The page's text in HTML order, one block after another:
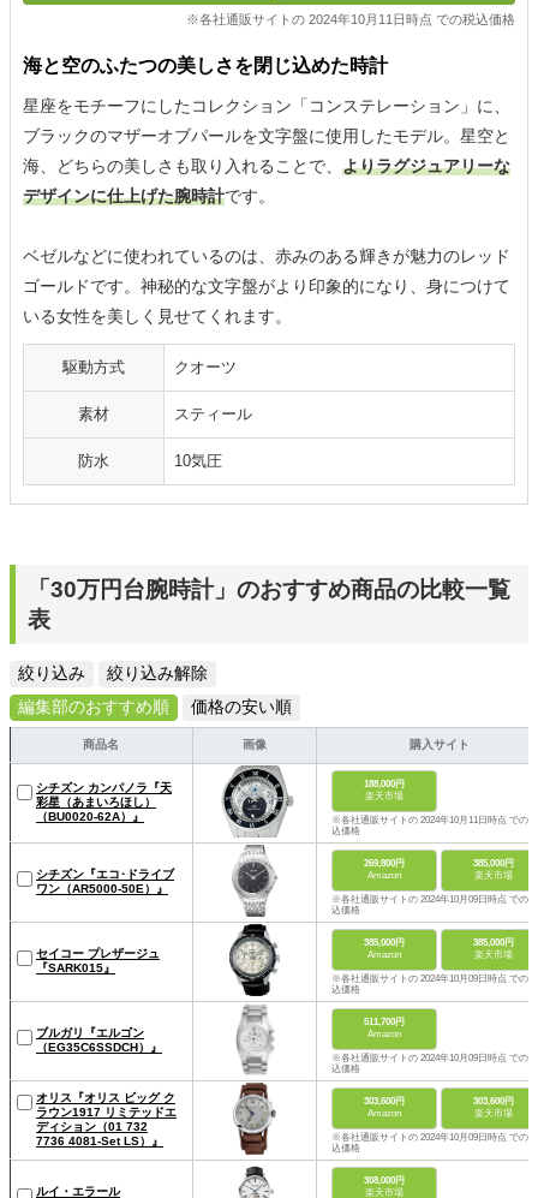
※各社通販サイトの 2024年10月11日時点 での税込価格
海と空のふたつの美しさを閉じ込めた時計
星座をモチーフにしたコレクション「コンステレーション」に、
ブラックのマザーオブパールを文字盤に使用したモデル。星空と
海、どちらの美しさも取り入れることで、 よりラグジュアリーな
デザインに仕上げた腕時計です。
ベゼルなどに使われているのは、赤みのある輝きが魅力のレッド
ゴールドです。神秘的な文字盤がより印象的になり、身につけて
いる女性を美しく見せてくれます。
駆動方式 クオーツ
素材 スティール
防水 10気圧
「30万円台腕時計」のおすすめ商品の比較一覧
表
絞り込み
絞り込み解除
編集部のおすすめ順
価格の安い順
商品名 画像 購入サイト
シチズン カンパノラ『天
彩星（あまいろほし）
（BU0020-62A）』
188,000円
楽天市場
※各社通販サイトの 2024年10月11日時点 での税
込価格
シチズン『エコ･ドライブ
ワン（AR5000-50E）』
269,800円
Amazon
385,000円
楽天市場
※各社通販サイトの 2024年10月09日時点 での税
込価格
セイコー プレザージュ
『SARK015』
385,000円
Amazon
385,000円
楽天市場
※各社通販サイトの 2024年10月09日時点 での税
込価格
ブルガリ『エルゴン
（EG35C6SSDCH）』
511,700円
Amazon
※各社通販サイトの 2024年10月09日時点 での税
込価格
オリス『オリス ビッグ ク
ラウン1917 リミテッドエ
ディション（01 732
7736 4081-Set LS）』
303,600円
Amazon
303,600円
楽天市場
※各社通販サイトの 2024年10月09日時点 での税
込価格
ルイ・エラール
308,000円
楽天市場